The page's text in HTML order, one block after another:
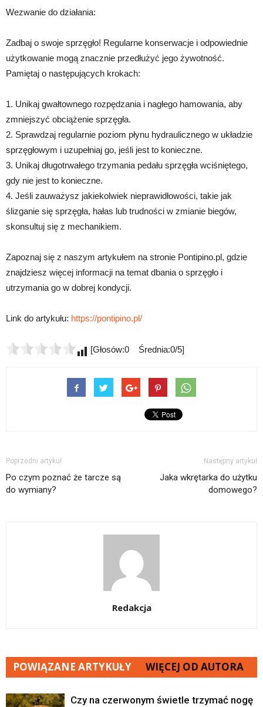
Wezwanie do działania:
Zadbaj o swoje sprzęgło! Regularne konserwacje i odpowiednie
użytkowanie mogą znacznie przedłużyć jego żywotność.
Pamiętaj o następujących krokach:
1. Unikaj gwałtownego rozpędzania i nagłego hamowania, aby
zmniejszyć obciążenie sprzęgła.
2. Sprawdzaj regularnie poziom płynu hydraulicznego w układzie
sprzęgłowym i uzupełniaj go, jeśli jest to konieczne.
3. Unikaj długotrwałego trzymania pedału sprzęgła wciśniętego,
gdy nie jest to konieczne.
4. Jeśli zauważysz jakiekolwiek nieprawidłowości, takie jak
ślizganie się sprzęgła, hałas lub trudności w zmianie biegów,
skonsultuj się z mechanikiem.
Zapoznaj się z naszym artykułem na stronie Pontipino.pl, gdzie
znajdziesz więcej informacji na temat dbania o sprzęgło i
utrzymania go w dobrej kondycji.
Link do artykułu: https://pontipino.pl/
[Głosów:0 Średnia:0/5]
Poprzedni artykuł
Po czym poznać że tarcze są
do wymiany?
Następny artykuł
Jaka wkrętarka do użytku
domowego?
Redakcja
POWIĄZANE ARTYKUŁY WIĘCEJ OD AUTORA
Czy na czerwonym świetle trzymać nogę